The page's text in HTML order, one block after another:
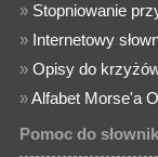
» Stopniowanie
» Internetowy
»Opisy do
»Alfabet Morse'a
Pomoc do